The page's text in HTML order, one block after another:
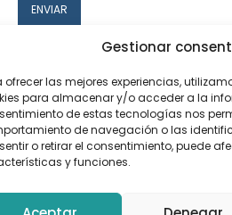
Gestionar
ofrecer las mejores experiencias,
para almacenar y/o acceder a la
de estas tecnologías nos
de navegación o las
o retirar el consentimiento, puede
y funciones.
aviso legaly lapolítica